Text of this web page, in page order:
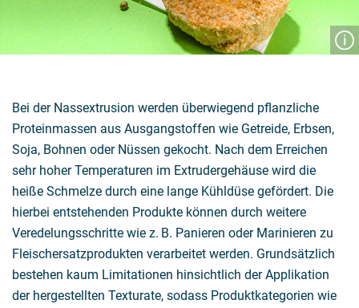
Bei der Nassextrusion werden überwiegend pflanzliche
Proteinmassen aus Ausgangstoffen wie Getreide, Erbsen,
Soja, Bohnen oder Nüssen gekocht. Nach dem Erreichen
sehr hoher Temperaturen im Extrudergehäuse wird die
heiße Schmelze durch eine lange Kühldüse gefördert. Die
hierbei entstehenden Produkte können durch weitere
Veredelungsschritte wie z. B. Panieren oder Marinieren zu
Fleischersatzprodukten verarbeitet werden. Grundsätzlich
bestehen kaum Limitationen hinsichtlich der Applikation
der hergestellten Texturate, sodass Produktkategorien wie